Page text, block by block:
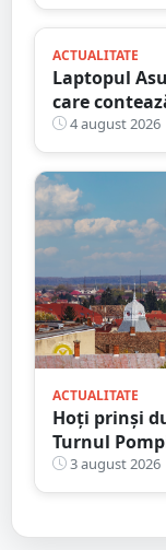
ACTUALITATE
Laptopul
care
mai mari
4 august 2026
ACTUALITATE
Hoți prinși
Turnul
pază
3 august 2026